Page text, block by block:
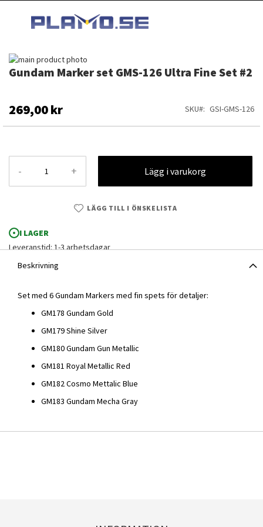
INNEHÅLLET
Gundam Marker set GMS-126 Ultra Fine Set #2
269,00 kr SKU GSI-GMS-126
- + Lägg i varukorg
LÄGG TILL I ÖNSKELISTA
I LAGER
Leveranstid: 1-3 arbetsdagar
Hoppa
till
bildgalleriet
Gundam Marker set GMS-126 Ultra Fine Set #2
Hoppa
av
bildgalleriet
Beskrivning
Set med 6 Gundam Markers med fin spets för detaljer:
GM178 Gundam Gold
GM179 Shine Silver
GM180 Gundam Gun Metallic
GM181 Royal Metallic Red
GM182 Cosmo Mettalic Blue
GM183 Gundam Mecha Gray